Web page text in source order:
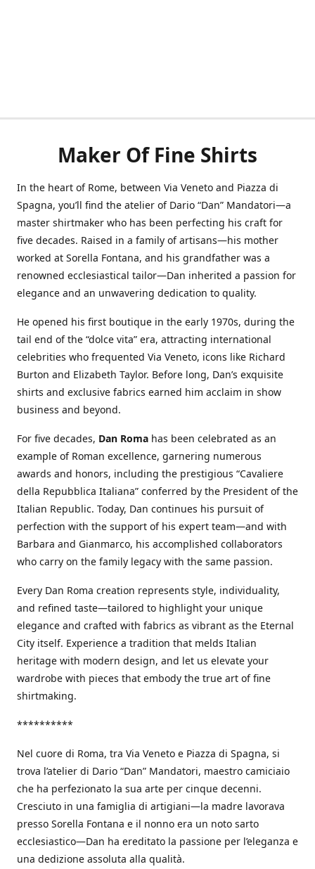
Maker Of Fine Shirts
In the heart of Rome, between Via Veneto and Piazza di
Spagna, you’ll find the atelier of Dario “Dan” Mandatori—a
master shirtmaker who has been perfecting his craft for
five decades. Raised in a family of artisans—his mother
worked at Sorella Fontana, and his grandfather was a
renowned ecclesiastical tailor—Dan inherited a passion for
elegance and an unwavering dedication to quality.
He opened his first boutique in the early 1970s, during the
tail end of the “dolce vita” era, attracting international
celebrities who frequented Via Veneto, icons like Richard
Burton and Elizabeth Taylor. Before long, Dan’s exquisite
shirts and exclusive fabrics earned him acclaim in show
business and beyond.
For five decades, Dan Roma has been celebrated as an
example of Roman excellence, garnering numerous
awards and honors, including the prestigious “Cavaliere
della Repubblica Italiana” conferred by the President of the
Italian Republic. Today, Dan continues his pursuit of
perfection with the support of his expert team—and with
Barbara and Gianmarco, his accomplished collaborators
who carry on the family legacy with the same passion.
Every Dan Roma creation represents style, individuality,
and refined taste—tailored to highlight your unique
elegance and crafted with fabrics as vibrant as the Eternal
City itself. Experience a tradition that melds Italian
heritage with modern design, and let us elevate your
wardrobe with pieces that embody the true art of fine
shirtmaking.
**********
Nel cuore di Roma, tra Via Veneto e Piazza di Spagna, si
trova l’atelier di Dario “Dan” Mandatori, maestro camiciaio
che ha perfezionato la sua arte per cinque decenni.
Cresciuto in una famiglia di artigiani—la madre lavorava
presso Sorella Fontana e il nonno era un noto sarto
ecclesiastico—Dan ha ereditato la passione per l’eleganza e
una dedizione assoluta alla qualità.